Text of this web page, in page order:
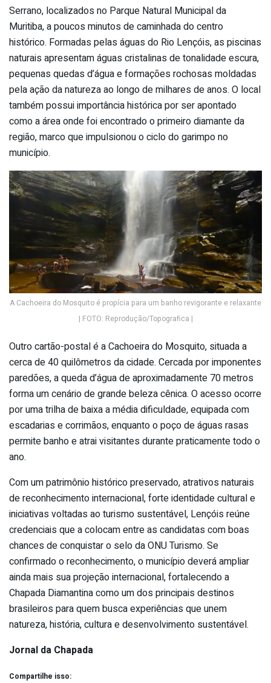
Serrano, localizados no Parque Natural Municipal da
Muritiba, a poucos minutos de caminhada do centro
histórico. Formadas pelas águas do Rio Lençóis, as piscinas
naturais apresentam águas cristalinas de tonalidade escura,
pequenas quedas d’água e formações rochosas moldadas
pela ação da natureza ao longo de milhares de anos. O local
também possui importância histórica por ser apontado
como a área onde foi encontrado o primeiro diamante da
região, marco que impulsionou o ciclo do garimpo no
município.
A Cachoeira do Mosquito é propícia para um banho revigorante e relaxante
| FOTO: Reprodução/Topografica |
Outro cartão-postal é a Cachoeira do Mosquito, situada a
cerca de 40 quilômetros da cidade. Cercada por imponentes
paredões, a queda d’água de aproximadamente 70 metros
forma um cenário de grande beleza cênica. O acesso ocorre
por uma trilha de baixa a média dificuldade, equipada com
escadarias e corrimãos, enquanto o poço de águas rasas
permite banho e atrai visitantes durante praticamente todo o
ano.
Com um patrimônio histórico preservado, atrativos naturais
de reconhecimento internacional, forte identidade cultural e
iniciativas voltadas ao turismo sustentável, Lençóis reúne
credenciais que a colocam entre as candidatas com boas
chances de conquistar o selo da ONU Turismo. Se
confirmado o reconhecimento, o município deverá ampliar
ainda mais sua projeção internacional, fortalecendo a
Chapada Diamantina como um dos principais destinos
brasileiros para quem busca experiências que unem
natureza, história, cultura e desenvolvimento sustentável.
Jornal da Chapada
Compartilhe isso: